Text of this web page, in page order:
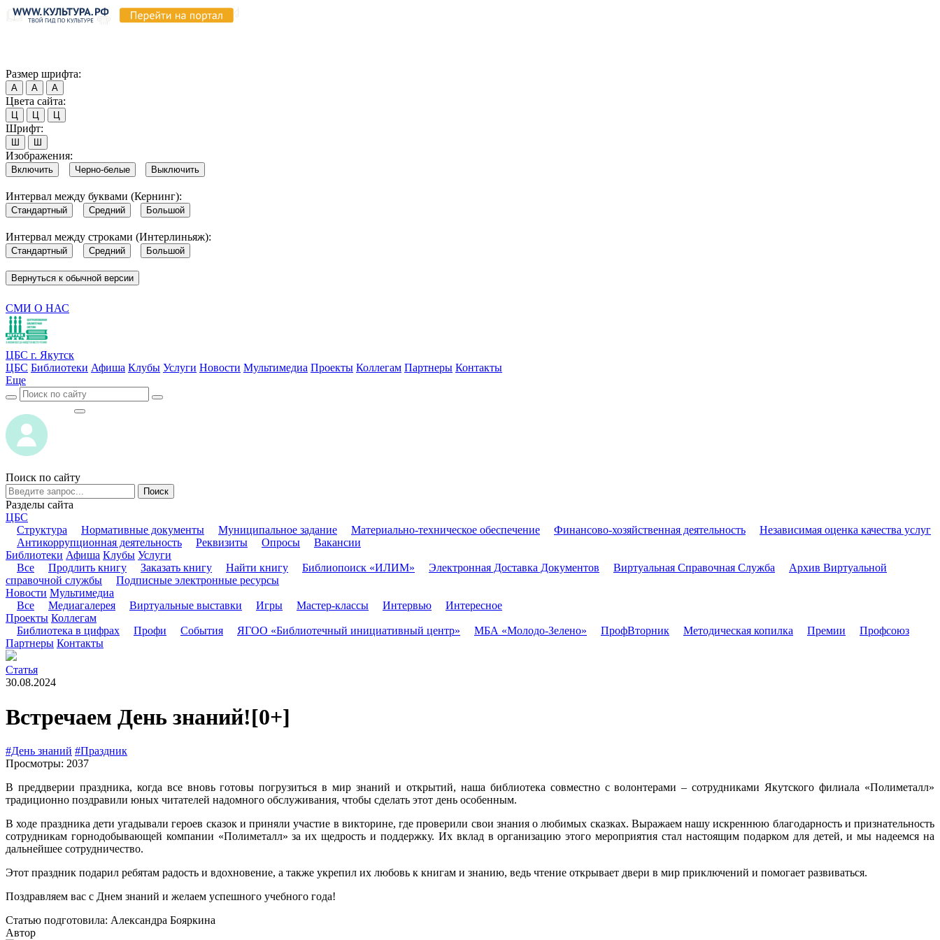
Размер шрифта:
А А А
Цвета сайта:
Ц Ц Ц
Шрифт:
Ш Ш
Изображения:
Включить Черно-белые Выключить
Интервал между буквами (Кернинг):
Стандартный Средний Большой
Интервал между строками (Интерлиньяж):
Стандартный Средний Большой
Вернуться к обычной версии
СМИ О НАС
ЦБС г. Якутск
ЦБС Библиотеки Афиша Клубы Услуги Новости Мультимедиа Проекты Коллегам Партнеры Контакты
Еще
Поиск по сайту
Поиск
Разделы сайта
ЦБС
Структура
Нормативные документы Муниципальное задание Материально-техническое обеспечение Финансово-хозяйственная деятельность
Независимая оценка качества услуг
Антикоррупционная деятельность
Реквизиты Опросы
Вакансии
Библиотеки Афиша Клубы Услуги
Все
Продлить книгу Заказать книгу Найти книгу Библиопоиск «ИЛИМ» Электронная Доставка Документов Виртуальная Справочная Служба
Архив Виртуальной
справочной службы
Подписные электронные ресурсы
Новости Мультимедиа
Все
Медиагалерея Виртуальные выставки Игры Мастер-классы Интервью
Интересное
Проекты Коллегам
Библиотека в цифрах
Профи События ЯГОО «Библиотечный инициативный центр» МБА «Молодо-Зелено» ПрофВторник Методическая копилка Премии
Профсоюз
Партнеры Контакты
Статья
30.08.2024
Встречаем День знаний![0+]
#День знаний #Праздник
Просмотры: 2037
В преддверии праздника, когда все вновь готовы погрузиться в мир знаний и открытий, наша библиотека совместно с волонтерами – сотрудниками Якутского филиала «Полиметалл»
традиционно поздравили юных читателей надомного обслуживания, чтобы сделать этот день особенным.
В ходе праздника дети угадывали героев сказок и приняли участие в викторине, где проверили свои знания о любимых сказках. Выражаем нашу искреннюю благодарность и признательность
сотрудникам горнодобывающей компании «Полиметалл» за их щедрость и поддержку. Их вклад в организацию этого мероприятия стал настоящим подарком для детей, и мы надеемся на
дальнейшее сотрудничество.
Этот праздник подарил ребятам радость и вдохновение, а также укрепил их любовь к книгам и знанию, ведь чтение открывает двери в мир приключений и помогает развиваться.
Поздравляем вас с Днем знаний и желаем успешного учебного года!
Статью подготовила: Александра Бояркина
Автор